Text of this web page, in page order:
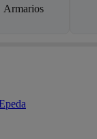
Armarios